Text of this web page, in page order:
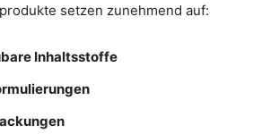
setzen zunehmend auf:
Inhaltsstoffe